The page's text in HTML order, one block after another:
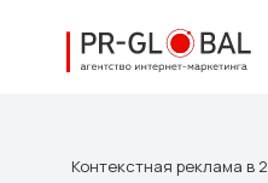
Главная → Блог →
Топ-5 ошибок в Яндекс
Контекстная реклама в